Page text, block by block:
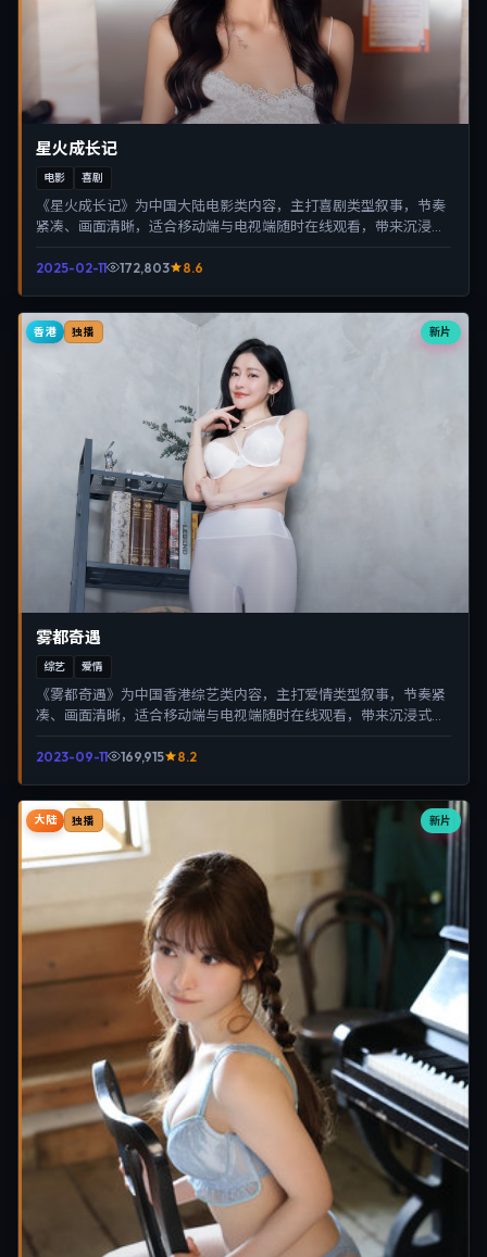
星火成长记
电影 喜剧
《星火成长记》为中国大陆电影类内容，主打喜剧类型叙事，节奏
紧凑、画面清晰，适合移动端与电视端随时在线观看，带来沉浸式
2025-02-11 172,803 8.6
新片
香港 独播
雾都奇遇
综艺 爱情
《雾都奇遇》为中国香港综艺类内容，主打爱情类型叙事，节奏紧
凑、画面清晰，适合移动端与电视端随时在线观看，带来沉浸式视
2023-09-11 169,915 8.2
新片
大陆 独播